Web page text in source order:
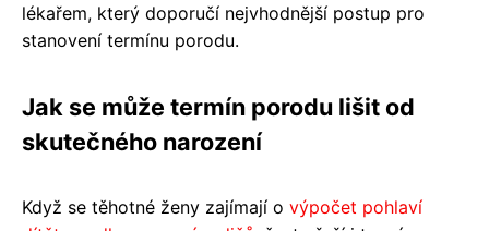
lékařem, který doporučí nejvhodnější postup pro
stanovení termínu porodu.
Jak se může termín porodu lišit od
skutečného narození
Když se těhotné ženy zajímají o výpočet pohlaví